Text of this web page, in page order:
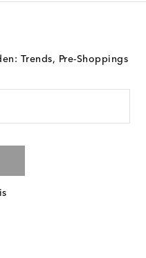
Trends, Pre-Shoppings